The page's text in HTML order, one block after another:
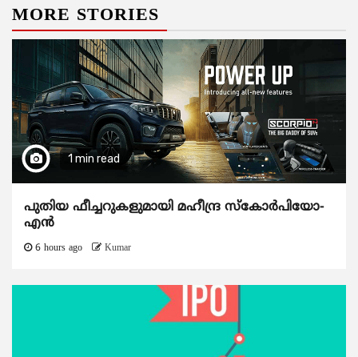
MORE STORIES
1 min read
പുതിയ ഫീച്ചറുകളുമായി മഹീന്ദ്ര സ്കോർപിയോ-
എൻ
6 hours ago Kumar